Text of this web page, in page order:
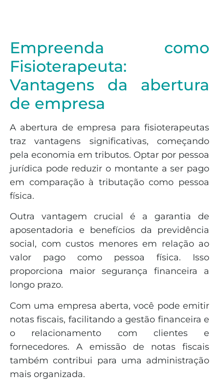
Empreenda como
Fisioterapeuta:
Vantagens da abertura
de empresa
A abertura de empresa para fisioterapeutas
traz vantagens significativas, começando
pela economia em tributos. Optar por pessoa
jurídica pode reduzir o montante a ser pago
em comparação à tributação como pessoa
física.
Outra vantagem crucial é a garantia de
aposentadoria e benefícios da previdência
social, com custos menores em relação ao
valor pago como pessoa física. Isso
proporciona maior segurança financeira a
longo prazo.
Com uma empresa aberta, você pode emitir
notas fiscais, facilitando a gestão financeira e
o relacionamento com clientes e
fornecedores. A emissão de notas fiscais
também contribui para uma administração
mais organizada.